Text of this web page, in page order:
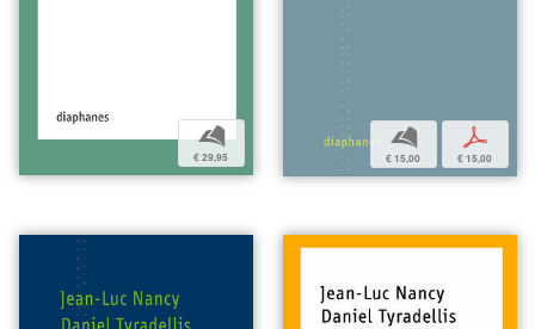
b
€ 29,95
b
€ 15,00
p
€ 15,00